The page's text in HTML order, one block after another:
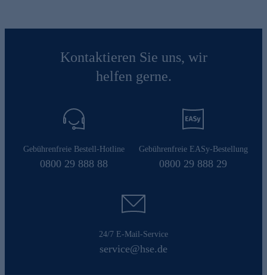
Kontaktieren Sie uns, wir
helfen gerne.
Gebührenfreie Bestell-Hotline
0800 29 888 88
Gebührenfreie EASy-Bestellung
0800 29 888 29
24/7 E-Mail-Service
service@hse.de